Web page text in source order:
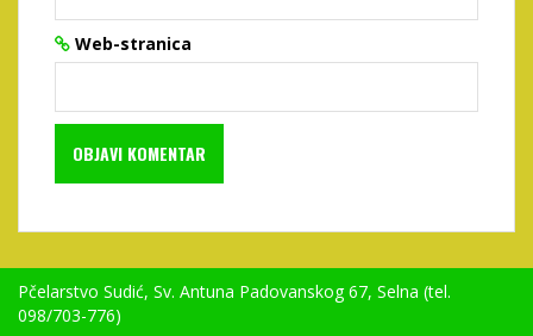
Web-stranica
Pčelarstvo Sudić, Sv. Antuna Padovanskog 67, Selna (tel.
098/703-776)